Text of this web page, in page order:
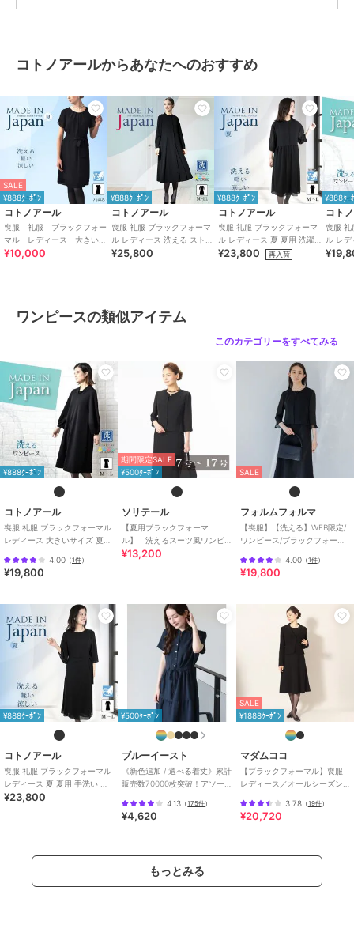
セパレート・セットアップワンピ
ティー・結婚式・二次会/セレモ
ニー・入学式・卒業式
/ブラック
フォーマル（礼装・喪服）
ワンピース
ポリエステル素材/無地 /ロン
グ・マキシ丈/ 長袖 /洗える/
セパレート・セットアップワンピ
ース/ロング・マキシ丈/パー
ティー・結婚式・二次会 /セレモ
ニー・入学式・卒業式
/ブラック
コトノアールからあなたへのおすすめ
SALE
¥888ｸｰﾎﾟﾝ
コトノアール
喪服 礼服 ブラックフォー
マル レディース 大きいサ
イズ 夏 夏用 日本製
¥10,000
¥888ｸｰﾎﾟﾝ
コトノアール
喪服 礼服 ブラックフォーマ
ル レディース 洗える ストレ
ッチ 前あき ロング ゆったり
¥25,800
¥888ｸｰﾎﾟﾝ
コトノアール
喪服 礼服 ブラックフォーマ
ル レディース 夏 夏用 洗濯機
洗い ゆったり 日本製
¥23,800 再入荷
¥888ｸｰ
コト
喪服 礼
ル レデ
夏物 夏
ワンピースの類似アイテム
このカテゴリーをすべてみる
¥888ｸｰﾎﾟﾝ
コトノアール
喪服 礼服 ブラックフォーマル
レディース 大きいサイズ 夏物
4.00 （1件）
¥19,800
期間限定SALE
¥500ｸｰﾎﾟﾝ
ソリテール
【夏用ブラックフォーマ
ル】 洗えるスーツ風ワンピ
ース/レディース/喪服/礼服/法
¥13,200
SALE
フォルムフォルマ
【喪服】【洗える】WEB限定/
ワンピース/ブラックフォーマ
4.00（1件）
¥19,800
¥888ｸｰﾎﾟﾝ
コトノアール
喪服 礼服 ブラックフォーマル
レディース 夏 夏用 手洗い 涼
しい ゆったり 日本製
¥23,800
¥500ｸｰﾎﾟﾝ
ブルーイースト
《新色追加 / 選べる着丈》累計
販売数70000枚突破！アソー
4.13 （175件）
¥4,620
SALE
¥1888ｸｰﾎﾟﾝ
マダムココ
【ブラックフォーマル】喪服
レディース／オールシーズン
（メアリーココ）
3.78（19件）
¥20,720
もっとみる